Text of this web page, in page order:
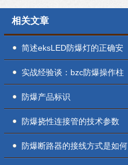
相关文章
简述eksLED防爆灯的正确安
装方法
实战经验谈：bzc防爆操作柱
常见故障与高效解决技巧
防爆产品标识
防爆挠性连接管的技术参数
防爆断路器的接线方式是如何